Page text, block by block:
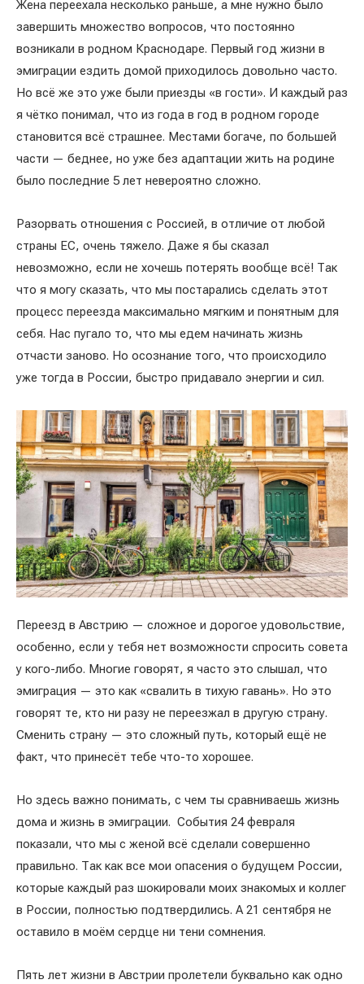
Жена переехала несколько раньше, а мне нужно было
завершить множество вопросов, что постоянно
возникали в родном Краснодаре. Первый год жизни в
эмиграции ездить домой приходилось довольно часто.
Но всё же это уже были приезды «в гости». И каждый раз
я чётко понимал, что из года в год в родном городе
становится всё страшнее. Местами богаче, по большей
части — беднее, но уже без адаптации жить на родине
было последние 5 лет невероятно сложно.
Разорвать отношения с Россией, в отличие от любой
страны ЕС, очень тяжело. Даже я бы сказал
невозможно, если не хочешь потерять вообще всё! Так
что я могу сказать, что мы постарались сделать этот
процесс переезда максимально мягким и понятным для
себя. Нас пугало то, что мы едем начинать жизнь
отчасти заново. Но осознание того, что происходило
уже тогда в России, быстро придавало энергии и сил.
Переезд в Австрию — сложное и дорогое удовольствие,
особенно, если у тебя нет возможности спросить совета
у кого-либо. Многие говорят, я часто это слышал, что
эмиграция — это как «свалить в тихую гавань». Но это
говорят те, кто ни разу не переезжал в другую страну.
Сменить страну — это сложный путь, который ещё не
факт, что принесёт тебе что-то хорошее.
Но здесь важно понимать, с чем ты сравниваешь жизнь
дома и жизнь в эмиграции. События 24 февраля
показали, что мы с женой всё сделали совершенно
правильно. Так как все мои опасения о будущем России,
которые каждый раз шокировали моих знакомых и коллег
в России, полностью подтвердились. А 21 сентября не
оставило в моём сердце ни тени сомнения.
Пять лет жизни в Австрии пролетели буквально как одно